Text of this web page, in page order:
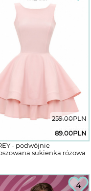
259.00PLN
89.00PLN
- podwójnie
sukienka różowa
4